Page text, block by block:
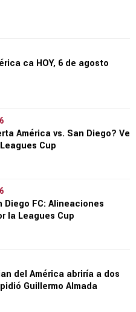
ca HOY, 6 de agosto
América vs. San Diego? Ve
Cup
Diego FC: Alineaciones
la Leagues Cup
del América abriría a dos
Guillermo Almada